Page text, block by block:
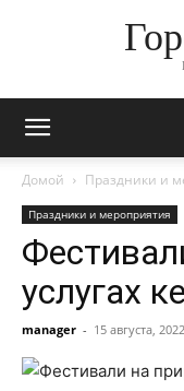
Домой Праздники и
Праздники и мероприятия
услугах
manager - 15 августа, 2022